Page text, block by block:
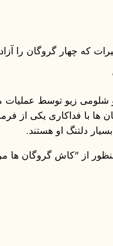
که چهار گروگان را
شلومی زیو توسط
فداکاری یکی از
دلتنگ او هستند.
منظور از "کاش گروگان ها